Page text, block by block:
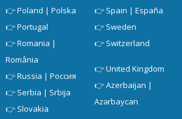
👉Poland | Polska
👉Portugal
👉Romania |
România
👉Russia | Россия
👉 Serbia | Srbija
👉 Slovakia
👉 Spain | España
👉 Sweden
👉 Switzerland
👉United Kingdom
👉Azerbaijan |
Azərbaycan